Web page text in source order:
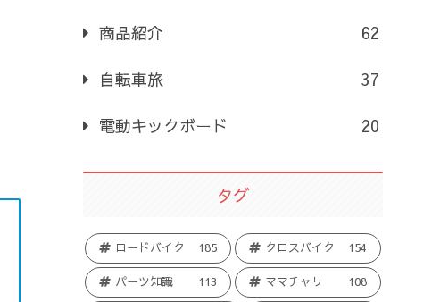
商品紹介 62
自転車旅 37
電動キックボード 20
タグ
ロードバイク 185 クロスバイク 154
パーツ知識 113 ママチャリ 108